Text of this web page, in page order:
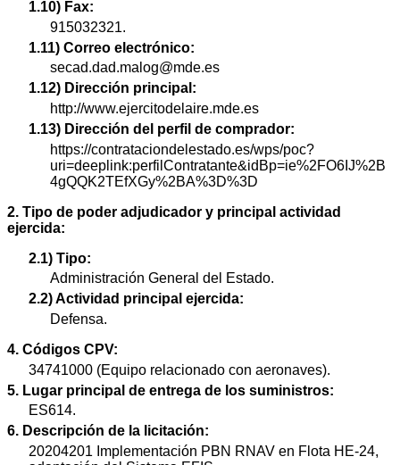
1.10) Fax:
915032321.
1.11) Correo electrónico:
secad.dad.malog@mde.es
1.12) Dirección principal:
http://www.ejercitodelaire.mde.es
1.13) Dirección del perfil de comprador:
https://contrataciondelestado.es/wps/poc?
uri=deeplink:perfilContratante&idBp=ie%2FO6IJ%2B
4gQQK2TEfXGy%2BA%3D%3D
2. Tipo de poder adjudicador y principal actividad
ejercida:
2.1) Tipo:
Administración General del Estado.
2.2) Actividad principal ejercida:
Defensa.
4. Códigos CPV:
34741000 (Equipo relacionado con aeronaves).
5. Lugar principal de entrega de los suministros:
ES614.
6. Descripción de la licitación:
20204201 Implementación PBN RNAV en Flota HE-24,